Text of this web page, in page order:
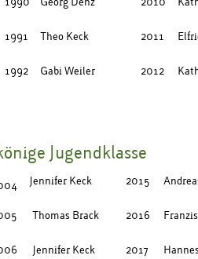
1990 Georg Denz 2010
1991 Theo Keck 2011
1992 Gabi Weiler 2012
Jugendklasse
Jennifer Keck 2015
Thomas Brack 2016
Jennifer Keck 2017